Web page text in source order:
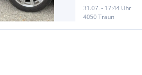
31.07. - 17:44 Uhr
4050 Traun